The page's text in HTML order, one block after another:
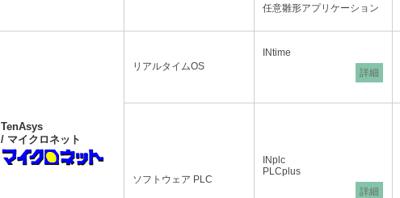
任意雛形アプリケーション
TenAsys
/ マイクロネット
リアルタイムOS
INtime
詳細
ソフトウェア PLC
INplc
PLCplus
詳細